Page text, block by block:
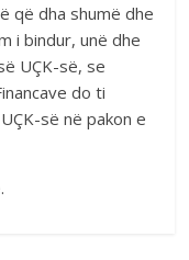
që dha shumë dhe
i bindur, unë dhe
UÇK-së, se
do ti
së në pakon e